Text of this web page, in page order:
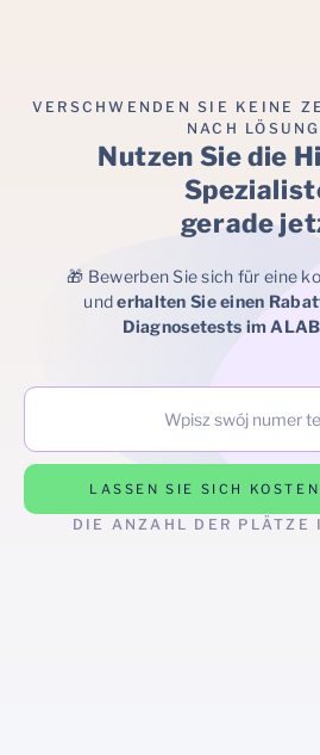
VERSCHWENDEN SIE KEINE
NACH
Nutzen Sie die
gerade
🎁 Bewerben Sie sich für eine
underhalten Sie einen
Diagnosetests im
LASSEN SIE SICH
DIE ANZAHL DER PLÄTZE